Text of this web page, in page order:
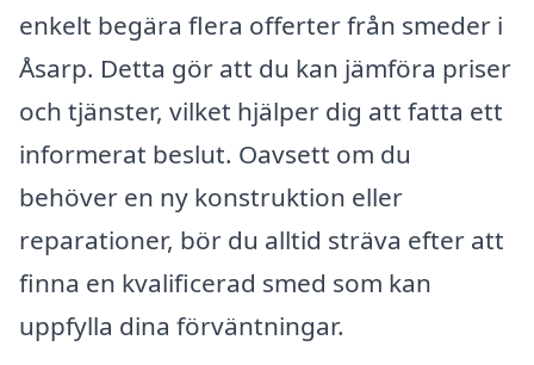
enkelt begära flera offerter från smeder i
Åsarp. Detta gör att du kan jämföra priser
och tjänster, vilket hjälper dig att fatta ett
informerat beslut. Oavsett om du
behöver en ny konstruktion eller
reparationer, bör du alltid sträva efter att
finna en kvalificerad smed som kan
uppfylla dina förväntningar.